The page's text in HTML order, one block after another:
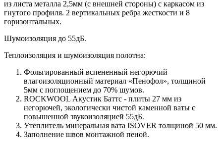
из листа металла 2,5мм (с внешней стороны) c каркасом из
гнутого профиля. 2 вертикальных ребра жесткости и 8
горизонтальных.
Шумоизоляция до 55дБ.
Теплоизоляция и шумоизоляция полотна:
Фольгированный вспененный негорючий
влагоизоляционный материал «Пенофол», толщиной
5мм с поглощением до 70% шумов.
ROCKWOOL Акустик Баттс - плиты 27 мм из
негорючей, экологически чистой каменной ваты с
повышенной звукоизоляцией 55дБ.
Утеплитель минеральная вата ISOVER толщиной 50 мм.
Заполнение швов монтажной пеной.